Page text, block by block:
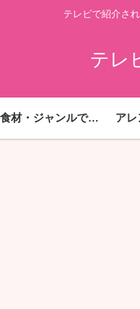
テレビで紹介さ
テレ
主要食材・ジャンルで探す アレ